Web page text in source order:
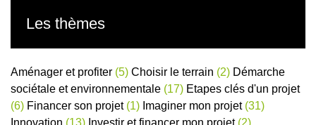
Les thèmes
Aménager et profiter (5) Choisir le terrain (2) Démarche
sociétale et environnementale (17) Etapes clés d'un projet
(6) Financer son projet(1) Imaginer mon projet(31)